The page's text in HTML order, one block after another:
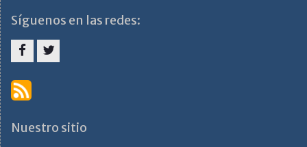
Síguenos en las redes:
Item
Nuestro sitio